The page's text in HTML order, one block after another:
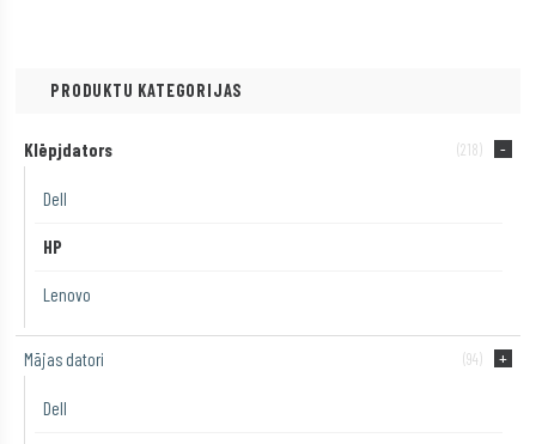
PRODUKTU KATEGORIJAS
Klēpjdators (218)
Dell
HP
Lenovo
Mājas datori (94)
Dell